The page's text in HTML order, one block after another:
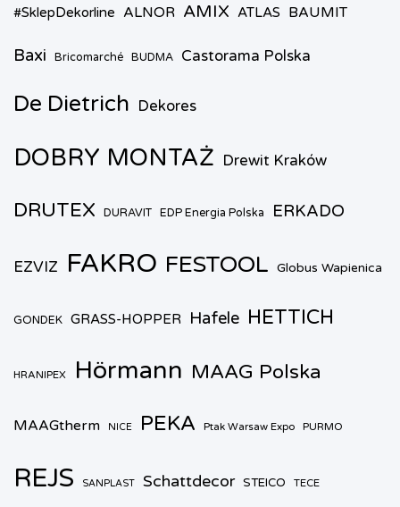
#SklepDekorline ALNOR AMIX ATLAS BAUMIT
Baxi Bricomarché BUDMA Castorama Polska
De Dietrich Dekores
DOBRY MONTAŻ Drewit Kraków
DRUTEX DURAVIT EDP Energia Polska ERKADO
EZVIZ FAKRO FESTOOL Globus Wapienica
GONDEK GRASS-HOPPER Hafele HETTICH
HRANIPEX Hörmann MAAG Polska
MAAGtherm NICE PEKA Ptak Warsaw Expo PURMO
REJS SANPLAST Schattdecor STEICO TECE